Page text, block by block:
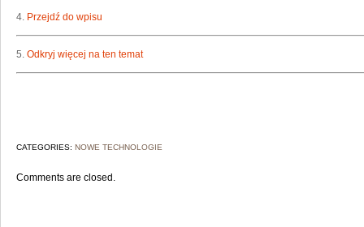
4. Przejdź do wpisu
5. Odkryj więcej na ten temat
CATEGORIES: NOWE TECHNOLOGIE
Comments are closed.